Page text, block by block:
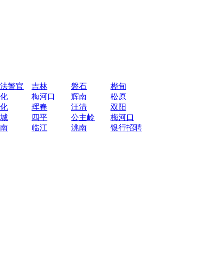
警官 吉林 磐石
桦甸
梅河口 辉南
松原
珲春 汪清
双阳
四平 公主岭
梅河口
临江 洮南 银行招聘